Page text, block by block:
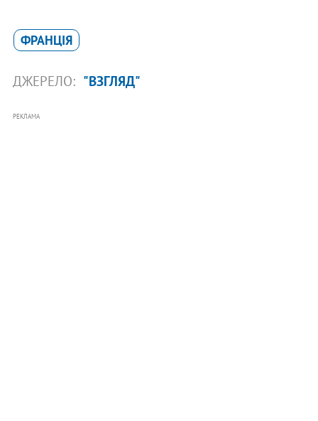
ФРАНЦІЯ
ДЖЕРЕЛО: "ВЗГЛЯД"
РЕКЛАМА